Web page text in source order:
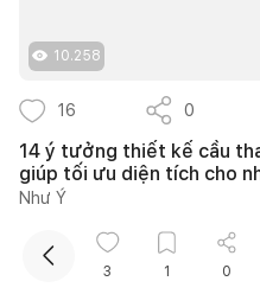
10.258
16 0
14 ý tưởng thiết kế cầu
giúp tối ưu diện tích cho
Như Ý
3 1 0